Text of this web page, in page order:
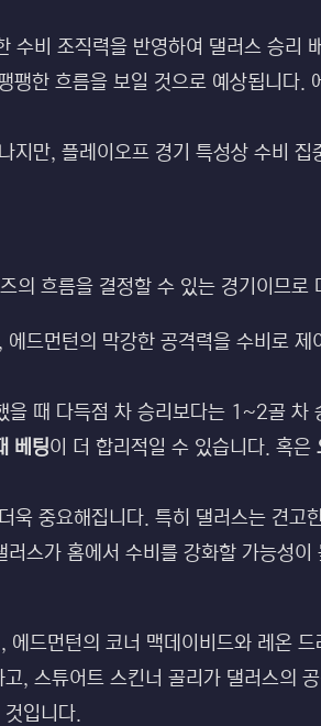
수비 조직력을 반영하여 댈러스 승
한 흐름을 보일 것으로 예상됩니다.
지만, 플레이오프 경기 특성상 수비
흐름을 결정할 수 있는 경기이므로
드먼턴의 막강한 공격력을 수비로 제
때 다득점 차 승리보다는 1~2골 차
베팅이 더 합리적일 수 있습니다. 혹은
중요해집니다. 특히 댈러스는 견고
스가 홈에서 수비를 강화할 가능성이
드먼턴의 코너 맥데이비드와 레온
, 스튜어트 스킨너 골리가 댈러스의
입니다.